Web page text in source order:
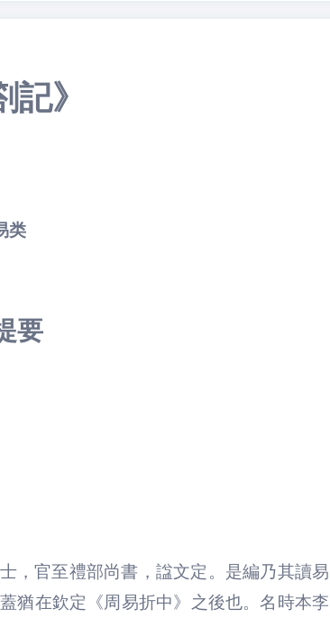
》
类
要
，官至禮部尚書，諡文定。是編乃其讀易
猶在欽定
《周易折中》
之後也。名時本李